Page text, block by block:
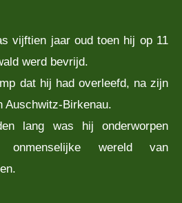
vijftien jaar oud toen hij op 11
werd bevrijd.
dat hij had overleefd, na zijn
Auschwitz-Birkenau.
lang was hij onderworpen
wereld van